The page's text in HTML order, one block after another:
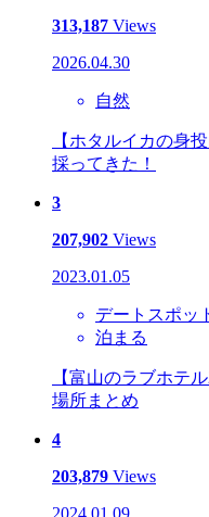
313,187 Views
2026.04.30
自然
【ホタルイカの身
採ってきた！
3
207,902 Views
2023.01.05
デートスポッ
泊まる
【富山のラブホテ
場所まとめ
4
203,879 Views